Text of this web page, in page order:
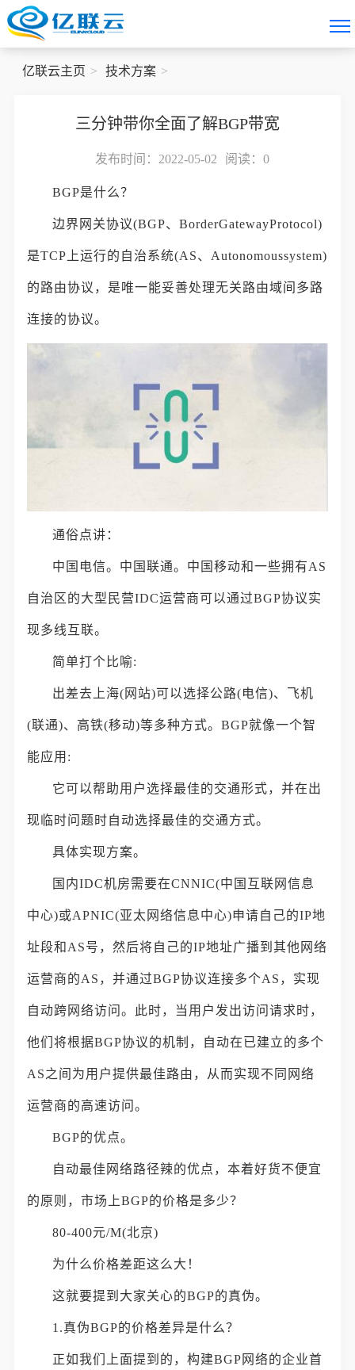
亿联云主页 技术方案
三分钟带你全面了解BGP带宽
发布时间：2022-05-02 阅读： 0
BGP是什么？
边界网关协议(BGP、BorderGatewayProtocol)
是TCP上运行的自治系统(AS、Autonomoussystem)
的路由协议，是唯一能妥善处理无关路由域间多路
连接的协议。
通俗点讲：
中国电信。中国联通。中国移动和一些拥有AS
自治区的大型民营IDC运营商可以通过BGP协议实
现多线互联。
简单打个比喻:
出差去上海(网站)可以选择公路(电信)、飞机
(联通)、高铁(移动)等多种方式。BGP就像一个智
能应用:
它可以帮助用户选择最佳的交通形式，并在出
现临时问题时自动选择最佳的交通方式。
具体实现方案。
国内IDC机房需要在CNNIC(中国互联网信息
中心)或APNIC(亚太网络信息中心)申请自己的IP地
址段和AS号，然后将自己的IP地址广播到其他网络
运营商的AS，并通过BGP协议连接多个AS，实现
自动跨网络访问。此时，当用户发出访问请求时，
他们将根据BGP协议的机制，自动在已建立的多个
AS之间为用户提供最佳路由，从而实现不同网络
运营商的高速访问。
BGP的优点。
自动最佳网络路径辣的优点，本着好货不便宜
的原则，市场上BGP的价格是多少？
80-400元/M(北京)
为什么价格差距这么大！
这就要提到大家关心的BGP的真伪。
1.真伪BGP的价格差异是什么？
正如我们上面提到的，构建BGP网络的企业首